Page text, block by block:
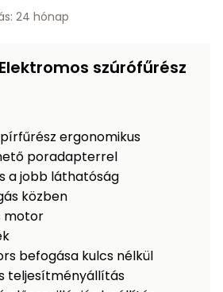
24 hónap
Elektromos szúrófűrész
ergonomikus
poradapterrel
a jobb láthatóság
közben
motor
befogása kulcs nélkül
teljesítményállítás